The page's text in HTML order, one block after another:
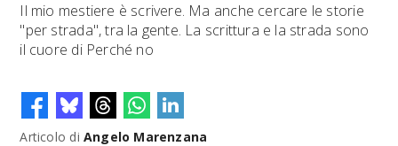
Il mio mestiere è scrivere. Ma anche cercare le storie
"per strada", tra la gente. La scrittura e la strada sono
il cuore di Perché no
Articolo di Angelo Marenzana